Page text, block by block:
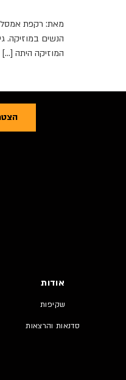
מאת: רקפת אמסלם
המוזיקה היתה […]
אודות
שקיפות
סדנאות והרצאות